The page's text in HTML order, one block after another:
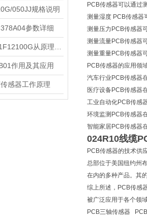
050JJ规格说明
参数详细
作用及其应用
感器工作原理
PCB传感器可以通过
测量湿度 PCB传感器
测量压力PCB传感器
测量流量PCB传感器
测量重量PCB传感器
PCB传感器的应用领
汽车行业PCB传感器
医疗设备PCB传感器
工业自动化PCB传感
环境监测PCB传感器
智能家居PCB传感器
024R10线缆
PCB传感器的技术供
总部位于美国纽约州
在内的多种产品。其
综上所述，PCB传感
被广泛应用于各个领
PCB三轴传感器